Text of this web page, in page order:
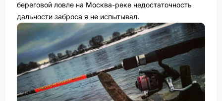
береговой ловле на Москва-реке недостаточность
дальности заброса я не испытывал.